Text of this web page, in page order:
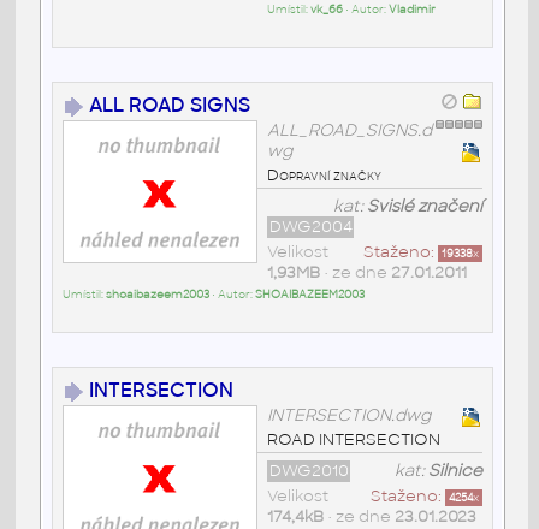
Umístil:vk_66• Autor:Vladimir
ALL ROAD SIGNS
ALL_ROAD_SIGNS.d
wg
Dopravní značky
kat:Svislé značení
DWG2004
Staženo: 19338x
Velikost
1,93MB• ze dne 27.01.2011
Umístil:shoaibazeem2003• Autor:SHOAIBAZEEM2003
INTERSECTION
INTERSECTION.dwg
ROAD INTERSECTION
kat:Silnice
DWG2010
Staženo: 4254x
Velikost
174,4kB• ze dne 23.01.2023